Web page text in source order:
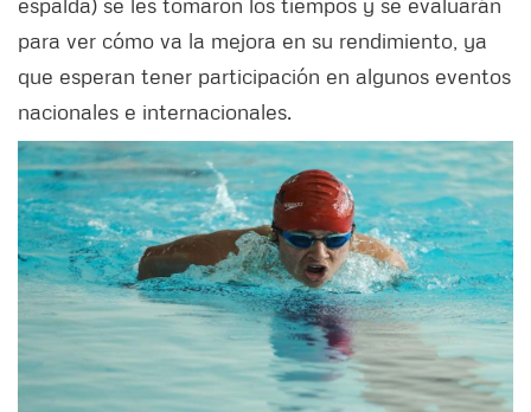
para ver cómo va la mejora en su rendimiento, ya
que esperan tener participación en algunos eventos
nacionales e internacionales.